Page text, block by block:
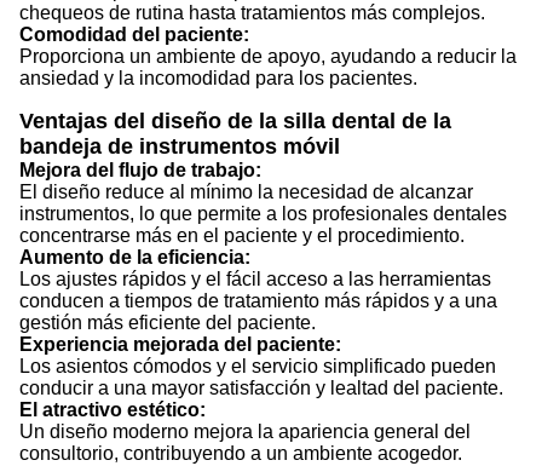
chequeos de rutina hasta tratamientos más complejos.
Comodidad del paciente:
Proporciona un ambiente de apoyo, ayudando a reducir la
ansiedad y la incomodidad para los pacientes.
Ventajas del diseño de la silla dental de la
bandeja de instrumentos móvil
Mejora del flujo de trabajo:
El diseño reduce al mínimo la necesidad de alcanzar
instrumentos, lo que permite a los profesionales dentales
concentrarse más en el paciente y el procedimiento.
Aumento de la eficiencia:
Los ajustes rápidos y el fácil acceso a las herramientas
conducen a tiempos de tratamiento más rápidos y a una
gestión más eficiente del paciente.
Experiencia mejorada del paciente:
Los asientos cómodos y el servicio simplificado pueden
conducir a una mayor satisfacción y lealtad del paciente.
El atractivo estético:
Un diseño moderno mejora la apariencia general del
consultorio, contribuyendo a un ambiente acogedor.